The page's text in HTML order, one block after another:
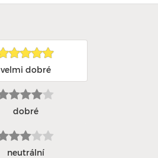
velmi dobré
dobré
neutrální